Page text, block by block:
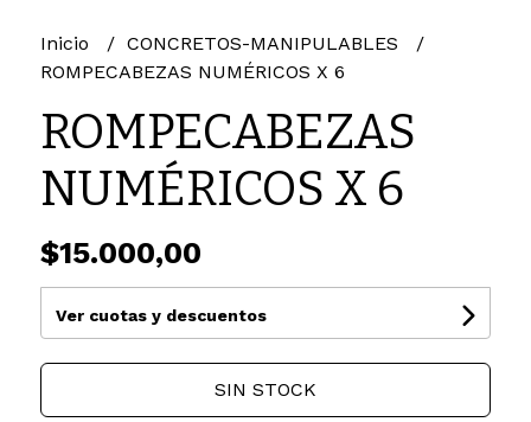
Inicio
CONCRETOS-MANIPULABLES
ROMPECABEZAS NUMÉRICOS X 6
ROMPECABEZAS
NUMÉRICOS X 6
$15.000,00
Ver cuotas y descuentos
SIN STOCK